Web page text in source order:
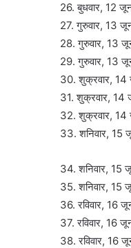
26. बुधवार, 12
27. गुरुवार, 13
28. गुरुवार, 13
29. गुरुवार, 13
30. शुक्रवार, 14
31. शुक्रवार, 14
32. शुक्रवार, 14
33. शनिवार, 15
34. शनिवार, 15
35. शनिवार, 15
36. रविवार, 16
37. रविवार, 16
38. रविवार, 16